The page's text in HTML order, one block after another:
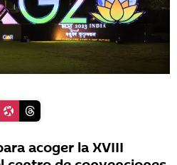
acoger la XVIII